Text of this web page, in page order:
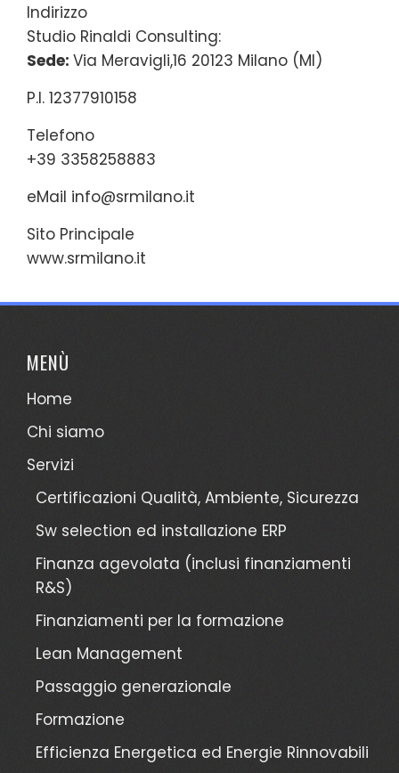
Indirizzo
Studio Rinaldi Consulting:
Sede: Via Meravigli,16 20123 Milano (MI)
P.I. 12377910158
Telefono
+39 3358258883
eMail info@srmilano.it
Sito Principale
www.srmilano.it
MENÙ
Home
Chi siamo
Servizi
Certificazioni Qualità, Ambiente, Sicurezza
Sw selection ed installazione ERP
Finanza agevolata (inclusi finanziamenti
R&S)
Finanziamenti per la formazione
Lean Management
Passaggio generazionale
Formazione
Efficienza Energetica ed Energie Rinnovabili